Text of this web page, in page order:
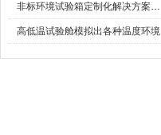
非标环境试验箱定制化解决方案在可靠性测试中的重要性
高低温试验舱模拟出各种温度环境